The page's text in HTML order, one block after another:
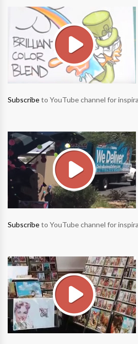
Subscribeto YouTube channel for
Subscribeto YouTube channel for